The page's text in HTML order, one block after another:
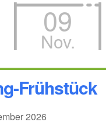
09
Nov.
Frühstück
2026